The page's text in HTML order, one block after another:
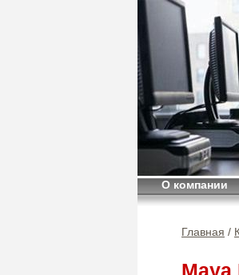
О компании
Главная /
Maya